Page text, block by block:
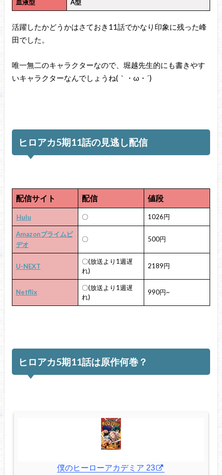
血液型 A型
活躍したかどうかはさておき11話でかなり印象に残った峰
田でした。
唯一無二のキャラクターなので、堀越先生的にも書きやす
いキャラクターなんでしょうね(｀・ω・´)ゞ
ヒロアカ5期11話の見逃し配信
配信サイト 配信 値段
Hulu 〇 1026円
Amazonプライムビ
デオ
〇 500円
U-NEXT
〇(放送より1週遅
れ)
2189円
Netflix
〇(放送より1週遅
れ)
990円~
ヒロアカ5期11話は原作何巻？
僕のヒーローアカデミア 23